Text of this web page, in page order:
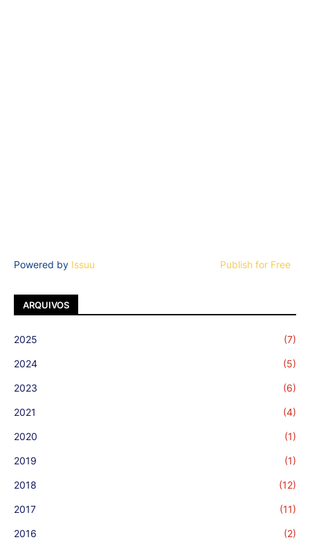
Powered by Issuu Publish for Free
ARQUIVOS
2025 (7)
2024 (5)
2023 (6)
2021 (4)
2020 (1)
2019 (1)
2018 (12)
2017 (11)
2016 (2)